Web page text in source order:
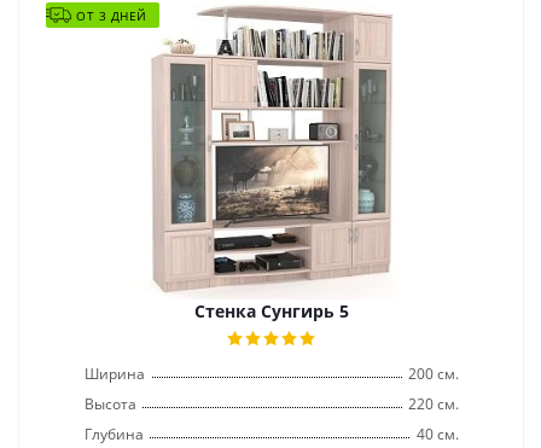
ОТ 3 ДНЕЙ
Стенка Сунгирь 5
Ширина
200 см.
Высота
220 см.
Глубина
40 см.